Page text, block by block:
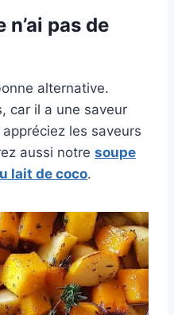
n’ai pas de
alternative.
car il a une saveur
les saveurs
aussi notre soupe
lait de coco.